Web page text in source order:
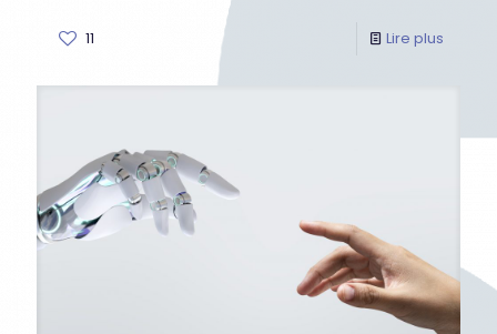
11 Lire plus